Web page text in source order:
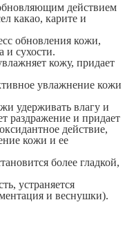
действием
какао, карите и
обновления кожи,
и сухости.
кожу, придает
увлажнение кожи
удерживать влагу и
раздражение и придает
действие,
кожи и ее
более гладкой,
устраняется
и веснушки).